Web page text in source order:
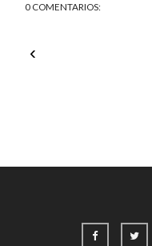
0 COMENTARIOS:
‹